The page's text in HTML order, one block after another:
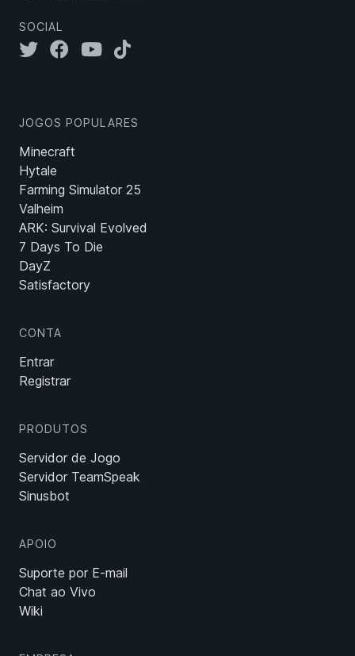
SOCIAL
JOGOS POPULARES
Minecraft
Hytale
Farming Simulator 25
Valheim
ARK: Survival Evolved
7 Days To Die
DayZ
Satisfactory
CONTA
Entrar
Registrar
PRODUTOS
Servidor de Jogo
Servidor TeamSpeak
Sinusbot
APOIO
Suporte por E-mail
Chat ao Vivo
Wiki